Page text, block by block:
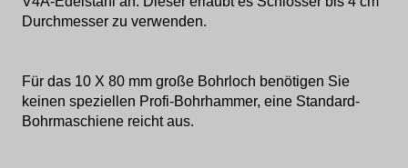
Durchmesser zu verwenden.
Für das 10 X 80 mm große Bohrloch benötigen Sie
keinen speziellen Profi-Bohrhammer, eine Standard-
Bohrmaschiene reicht aus.